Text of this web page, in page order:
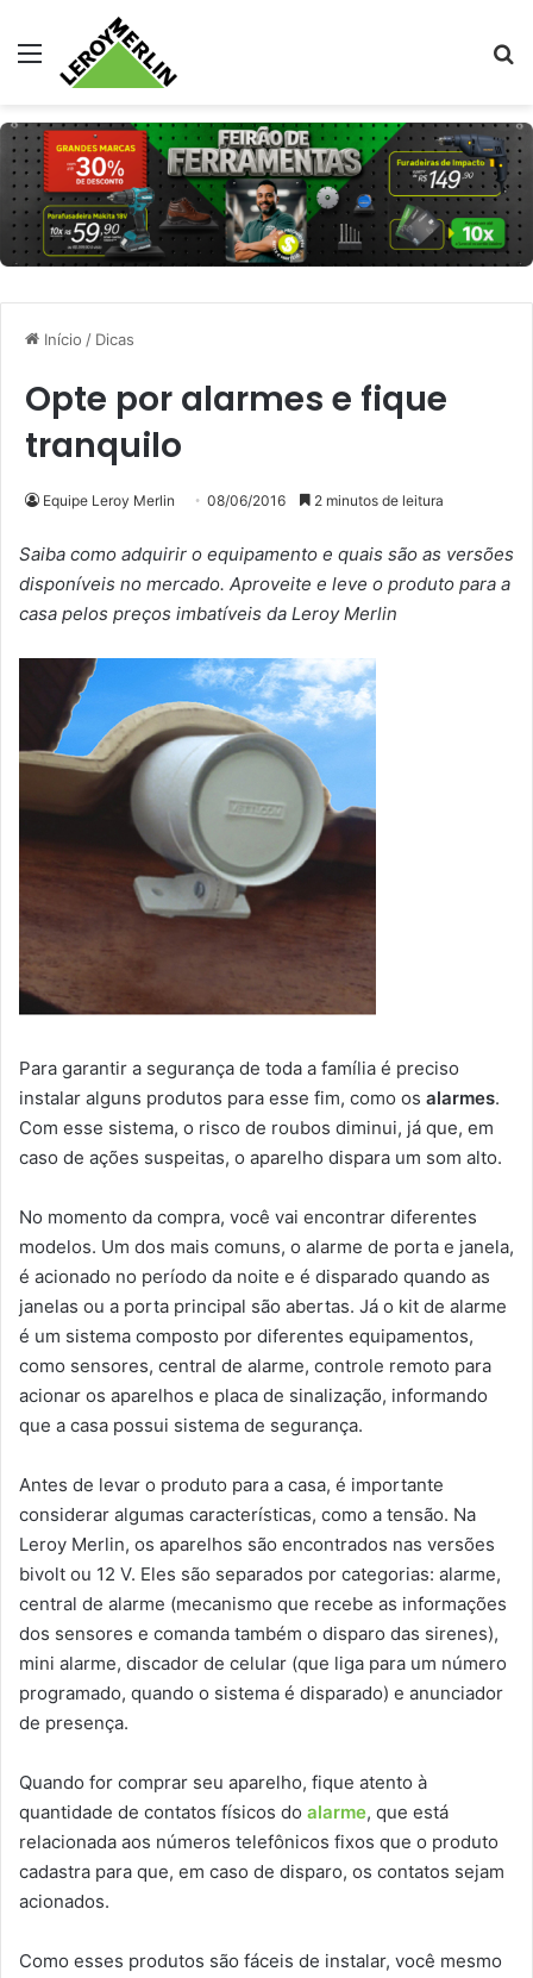
Menu
Início / Dicas
Opte por alarmes e fique
tranquilo
Equipe Leroy Merlin 08/06/2016 2 minutos de leitura
Saiba como adquirir o equipamento e quais são as versões
disponíveis no mercado. Aproveite e leve o produto para a
casa pelos preços imbatíveis da Leroy Merlin
Para garantir a segurança de toda a família é preciso
instalar alguns produtos para esse fim, como os alarmes.
Com esse sistema, o risco de roubos diminui, já que, em
caso de ações suspeitas, o aparelho dispara um som alto.
No momento da compra, você vai encontrar diferentes
modelos. Um dos mais comuns, o alarme de porta e janela,
é acionado no período da noite e é disparado quando as
janelas ou a porta principal são abertas. Já o kit de alarme
é um sistema composto por diferentes equipamentos,
como sensores, central de alarme, controle remoto para
acionar os aparelhos e placa de sinalização, informando
que a casa possui sistema de segurança.
Antes de levar o produto para a casa, é importante
considerar algumas características, como a tensão. Na
Leroy Merlin, os aparelhos são encontrados nas versões
bivolt ou 12 V. Eles são separados por categorias: alarme,
central de alarme (mecanismo que recebe as informações
dos sensores e comanda também o disparo das sirenes),
mini alarme, discador de celular (que liga para um número
programado, quando o sistema é disparado) e anunciador
de presença.
Quando for comprar seu aparelho, fique atento à
quantidade de contatos físicos do alarme, que está
relacionada aos números telefônicos fixos que o produto
cadastra para que, em caso de disparo, os contatos sejam
acionados.
Como esses produtos são fáceis de instalar, você mesmo